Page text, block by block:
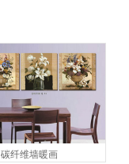
碳纤维墙暖画